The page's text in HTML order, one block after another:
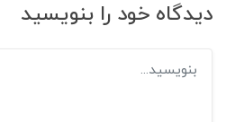
دیدگاه خود را بنویسید